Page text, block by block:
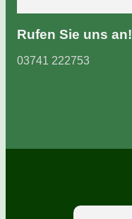
Rufen Sie uns an!
03741 222753